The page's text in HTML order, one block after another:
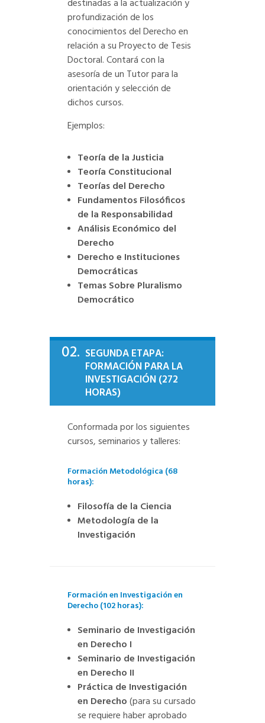
destinadas a la actualización y
profundización de los
conocimientos del Derecho en
relación a su Proyecto de Tesis
Doctoral. Contará con la
asesoría de un Tutor para la
orientación y selección de
dichos cursos.
Ejemplos:
Teoría de la Justicia
Teoría Constitucional
Teorías del Derecho
Fundamentos Filosóficos
de la Responsabilidad
Análisis Económico del
Derecho
Derecho e Instituciones
Democráticas
Temas Sobre Pluralismo
Democrático
02. SEGUNDA ETAPA:
FORMACIÓN PARA LA
INVESTIGACIÓN (272
HORAS)
Conformada por los siguientes
cursos, seminarios y talleres:
Formación Metodológica (68
horas):
Filosofía de la Ciencia
Metodología de la
Investigación
Formación en Investigación en
Derecho (102 horas):
Seminario de Investigación
en Derecho I
Seminario de Investigación
en Derecho II
Práctica de Investigación
en Derecho(para su cursado
se requiere haber aprobado